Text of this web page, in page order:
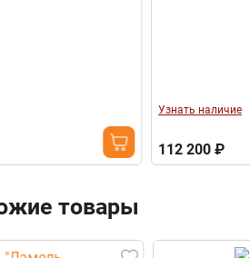
Узнать наличие
112 200 ₽
товары